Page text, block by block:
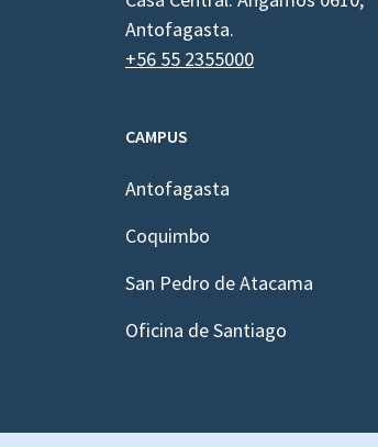
Antofagasta.
+56 55 2355000
CAMPUS
Antofagasta
Coquimbo
San Pedro de Atacama
Oficina de Santiago